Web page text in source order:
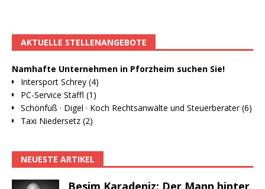
AKTUELLE STELLENANGEBOTE
Namhafte Unternehmen in Pforzheim suchen Sie!
Intersport Schrey (4)
PC-Service Staffl (1)
Schönfuß · Digel · Koch Rechtsanwälte und Steuerberater (6)
Taxi Niedersetz (2)
NEUESTE ARTIKEL
Besim Karadeniz: Der Mann hinter